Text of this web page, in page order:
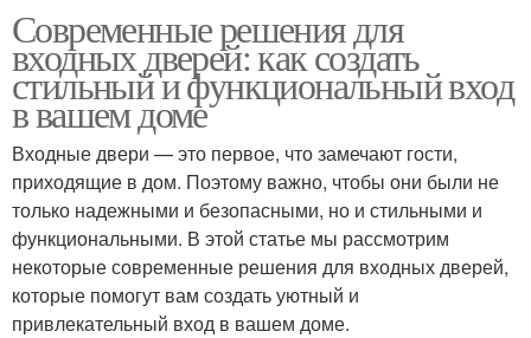
Современные решения для
входных дверей: как создать
стильный и функциональный вход
в вашем доме
Входные двери — это первое, что замечают гости,
приходящие в дом. Поэтому важно, чтобы они были не
только надежными и безопасными, но и стильными и
функциональными. В этой статье мы рассмотрим
некоторые современные решения для входных дверей,
которые помогут вам создать уютный и
привлекательный вход в вашем доме.